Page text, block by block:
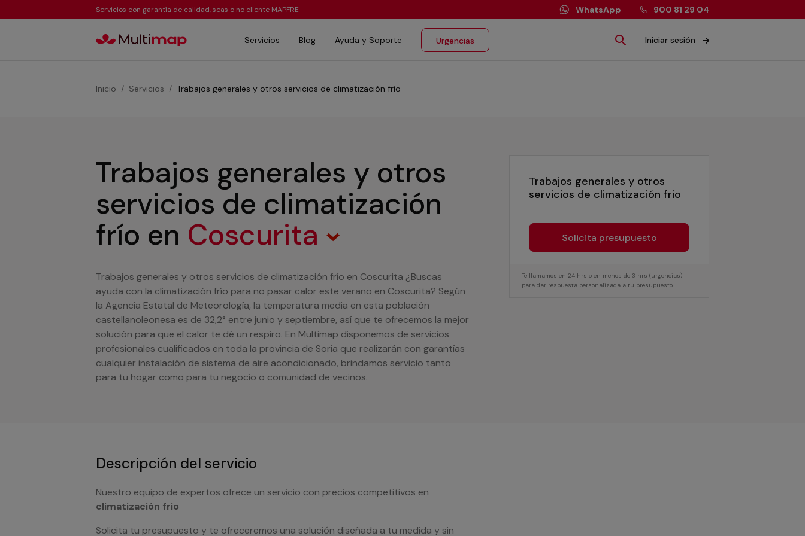
Servicios con garantía de calidad, seas o no cliente MAPFRE WhatsApp 900 81 29 04
Servicios Blog Ayuda y Soporte Urgencias Iniciar sesión
Inicio Servicios Trabajos generales y otros servicios de climatización frío
Trabajos generales y otros
servicios de climatización frio
Solicita presupuesto
Te llamamos en 24 hrs o en menos de 3 hrs (urgencias)
para dar respuesta personalizada a tu presupuesto.
Trabajos generales y otros
servicios de climatización
frío en Coscurita
Trabajos generales y otros servicios de climatización frío en Coscurita ¿Buscas
ayuda con la climatización frío para no pasar calor este verano en Coscurita? Según
la Agencia Estatal de Meteorología, la temperatura media en esta población
castellanoleonesa es de 32,2° entre junio y septiembre, así que te ofrecemos la mejor
solución para que el calor te dé un respiro. En Multimap disponemos de servicios
profesionales cualificados en toda la provincia de Soria que realizarán con garantías
cualquier instalación de sistema de aire acondicionado, brindamos servicio tanto
para tu hogar como para tu negocio o comunidad de vecinos.
Descripción del servicio
Nuestro equipo de expertos ofrece un servicio con precios competitivos en
climatización frio
Solicita tu presupuesto y te ofreceremos una solución diseñada a tu medida y sin